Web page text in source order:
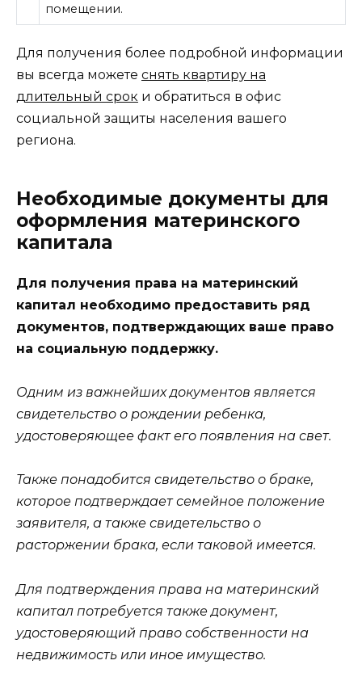
помещении.
Для получения более подробной информации
вы всегда можете снять квартиру на
длительный срок и обратиться в офис
социальной защиты населения вашего
региона.
Необходимые документы для
оформления материнского
капитала
Для получения права на материнский
капитал необходимо предоставить ряд
документов, подтверждающих ваше право
на социальную поддержку.
Одним из важнейших документов является
свидетельство о рождении ребенка,
удостоверяющее факт его появления на свет.
Также понадобится свидетельство о браке,
которое подтверждает семейное положение
заявителя, а также свидетельство о
расторжении брака, если таковой имеется.
Для подтверждения права на материнский
капитал потребуется также документ,
удостоверяющий право собственности на
недвижимость или иное имущество.